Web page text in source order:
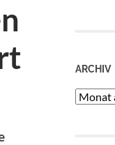
ARCHIV
Archiv